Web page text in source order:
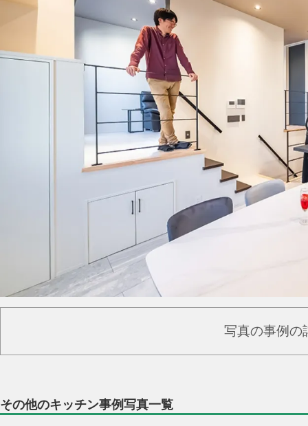
写真の事例の
その他のキッチン事例写真一覧